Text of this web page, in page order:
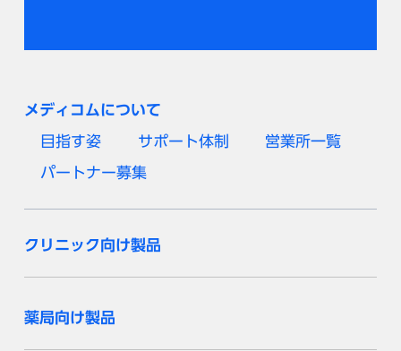
メディコムについて
目指す姿 サポート体制 営業所一覧
パートナー募集
クリニック向け製品
薬局向け製品